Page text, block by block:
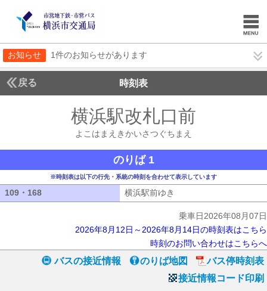
お知らせ 1件のお知らせがあります
戻る 時刻表
横浜駅改札口前
よこはまえきかいさつぐちまえ
のりば 1
※時刻表は以下の行先・系統の時刻を合わせて表示しています
109・168 横浜駅前ゆき
乗車日2026年08月07日
2026年8月12日～2026年8月14日の時刻表はこちら
時刻のお問い合わせはこちらへ
バスの接近情報 のりば地図
バス停時刻表
接近情報コード印刷